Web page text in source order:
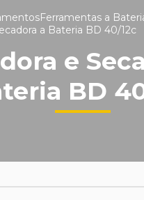
Ferramentas a
a Bateria BD 40/12c
e
BD